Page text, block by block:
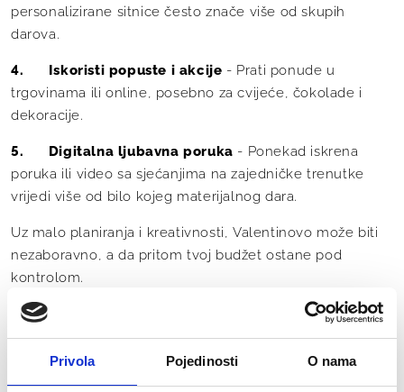
Privola Pojedinosti O nama
personalizirane sitnice često znače više od skupih
darova.
4. Iskoristi popuste i akcije - Prati ponude u
trgovinama ili online, posebno za cvijeće, čokolade i
dekoracije.
5. Digitalna ljubavna poruka - Ponekad iskrena
poruka ili video sa sjećanjima na zajedničke trenutke
vrijedi više od bilo kojeg materijalnog dara.
Uz malo planiranja i kreativnosti, Valentinovo može biti
nezaboravno, a da pritom tvoj budžet ostane pod
kontrolom.
Sadržaj ovog članka služi isključivo u informativne svrhe
i ne zamjenjuje profesionalni savjet.